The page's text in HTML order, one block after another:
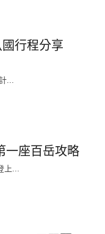
行程分享
...
一座百岳攻略
上...